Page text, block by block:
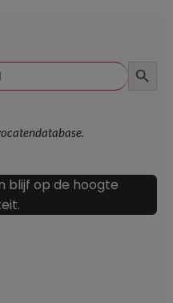
blijf op de hoogte